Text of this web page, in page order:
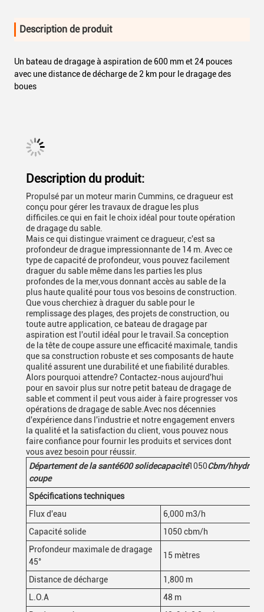
Description de produit
Un bateau de dragage à aspiration de 600 mm et 24 pouces
avec une distance de décharge de 2 km pour le dragage des
boues
Description du produit:
Propulsé par un moteur marin Cummins, ce dragueur est
conçu pour gérer les travaux de drague les plus
difficiles.ce qui en fait le choix idéal pour toute opération
de dragage du sable.
Mais ce qui distingue vraiment ce dragueur, c'est sa
profondeur de drague impressionnante de 14 m. Avec ce
type de capacité de profondeur, vous pouvez facilement
draguer du sable même dans les parties les plus
profondes de la mer,vous donnant accès au sable de la
plus haute qualité pour tous vos besoins de construction.
Que vous cherchiez à draguer du sable pour le
remplissage des plages, des projets de construction, ou
toute autre application, ce bateau de dragage par
aspiration est l'outil idéal pour le travail.Sa conception
de la tête de coupe assure une efficacité maximale, tandis
que sa construction robuste et ses composants de haute
qualité assurent une durabilité et une fiabilité durables.
Alors pourquoi attendre? Contactez-nous aujourd'hui
pour en savoir plus sur notre petit bateau de dragage de
sable et comment il peut vous aider à faire progresser vos
opérations de dragage de sable.Avec nos décennies
d'expérience dans l'industrie et notre engagement envers
la qualité et la satisfaction du client, vous pouvez nous
faire confiance pour fournir les produits et services dont
vous avez besoin pour réussir.
Département de la santé600 solidecapacité1050Cbm/h
coupe
Spécifications techniques
Flux d'eau
6,000 m3/h
Capacité solide
1050 cbm/h
Profondeur maximale de dragage
45°
15 mètres
Distance de décharge
1,800 m
L.O.A
48 m